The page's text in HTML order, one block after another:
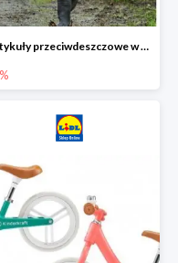
Artykuły przeciwdeszczowe w Lodilu Online do -50%